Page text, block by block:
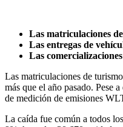
Las matriculaciones
Las entregas de
Las
Las matriculaciones de
más que el año pasado. Pese
de medición de emisiones
La caída fue común a todos